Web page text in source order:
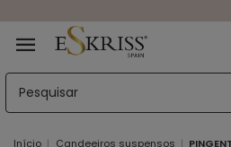
Início Candeeiros suspensos